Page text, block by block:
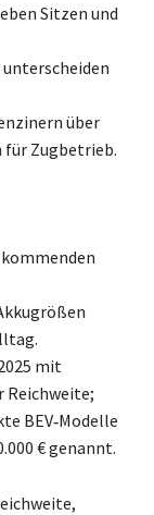
Sitzen und
über
für Zugbetrieb.
mit
Reichweite;
BEV‑Modelle
€ genannt.